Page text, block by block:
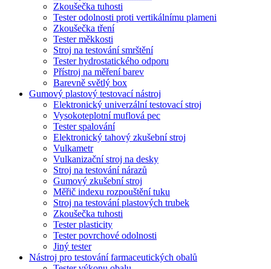
Zkoušečka tuhosti
Tester odolnosti proti vertikálnímu plameni
Zkoušečka tření
Tester měkkosti
Stroj na testování smrštění
Tester hydrostatického odporu
Přístroj na měření barev
Barevně světlý box
Gumový plastový testovací nástroj
Elektronický univerzální testovací stroj
Vysokoteplotní muflová pec
Tester spalování
Elektronický tahový zkušební stroj
Vulkametr
Vulkanizační stroj na desky
Stroj na testování nárazů
Gumový zkušební stroj
Měřič indexu rozpouštění tuku
Stroj na testování plastových trubek
Zkoušečka tuhosti
Tester plasticity
Tester povrchové odolnosti
Jiný tester
Nástroj pro testování farmaceutických obalů